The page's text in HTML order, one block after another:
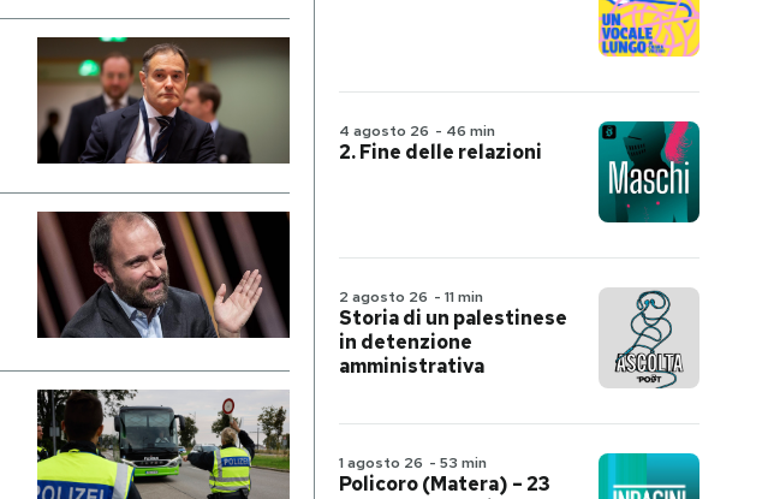
4 agosto 26 - 46 min
2. Fine delle relazioni
2 agosto 26 - 11 min
Storia di un palestinese
in detenzione
amministrativa
1 agosto 26 - 53 min
Policoro (Matera) – 23